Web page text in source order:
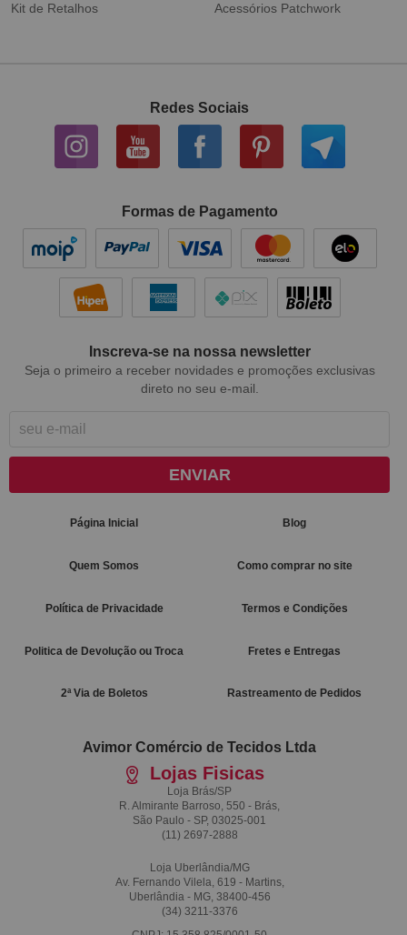
Tecido Digital Sarja Impermeável
Redes Sociais
Formas de Pagamento
Inscreva-se na nossa newsletter
Seja o primeiro a receber novidades e promoções exclusivas
direto no seu e-mail.
ENVIAR
Página Inicial Blog
Quem Somos Como comprar no site
Política de Privacidade Termos e Condições
Politica de Devolução ou Troca Fretes e Entregas
2ª Via de Boletos Rastreamento de Pedidos
Avimor Comércio de Tecidos Ltda
Lojas Fisicas
Loja Brás/SP
R. Almirante Barroso, 550 - Brás,
São Paulo - SP, 03025-001
(11) 2697-2888
Loja Uberlândia/MG
Av. Fernando Vilela, 619 - Martins,
Uberlândia - MG, 38400-456
(34) 3211-3376